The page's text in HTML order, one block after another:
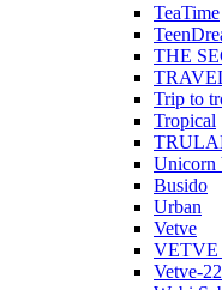
TeaTime
THE
Trip to
Tropical
Unicorn
Busido
Urban
Vetve
VETVE
Vetve-22